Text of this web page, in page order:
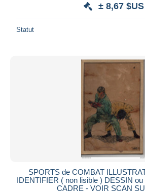
± 8,67 $US
Statut
SPORTS de COMBAT
IDENTIFIER ( non lisible ) DESSIN
CADRE - VOIR SCAN